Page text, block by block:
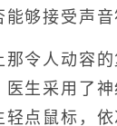
能够接受声
令人动容的
生采用了
点鼠标，